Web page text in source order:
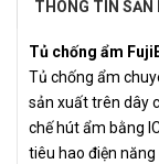
THÔNG TIN SẢN
Tủ chống ẩm
Tủ chống ẩm
sản xuất trên dây
chế hút ẩm bằng
tiêu hao điện